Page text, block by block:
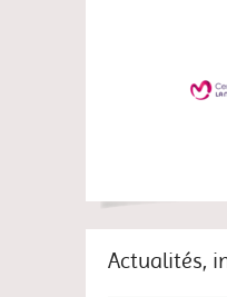
Actualités,